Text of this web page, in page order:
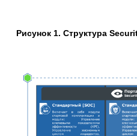
Рисунок 1. Структура